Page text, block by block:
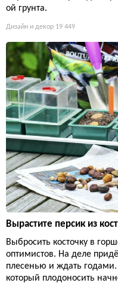
ой грунта.
Дизайн и декор 19 449
Вырастите персик из
Выбросить косточку в
оптимистов. На деле
плесенью и ждать годами.
который плодоносить